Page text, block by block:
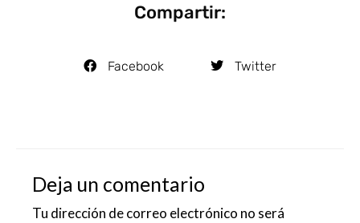
Compartir:
Facebook Twitter
Deja un comentario
Tu dirección de correo electrónico no será